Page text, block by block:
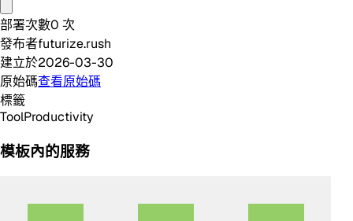
部署次數0 次
發布者futurize.rush
建立於2026-03-30
原始碼查看原始碼
標籤
ToolProductivity
模板內的服務